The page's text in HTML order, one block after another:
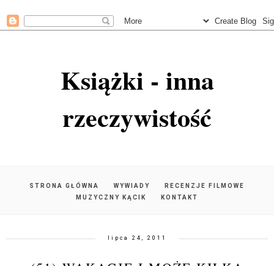
Książki - inna
rzeczywistość
STRONA GŁÓWNA WYWIADY
RECENZJE FILMOWE
MUZYCZNY KĄCIK
KONTAKT
lipca 24, 2011